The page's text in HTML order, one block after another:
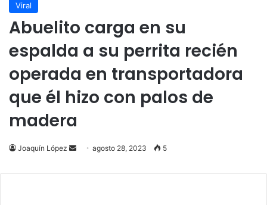
Viral
Abuelito carga en su
espalda a su perrita recién
operada en transportadora
que él hizo con palos de
madera
Joaquín López
Send
email
agosto 28, 2023 5